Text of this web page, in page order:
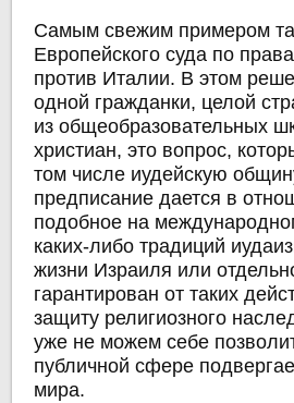
Самым свежим примером
Европейского суда по
против Италии. В этом
одной гражданки, целой
из общеобразовательных
христиан, это вопрос,
том числе иудейскую
предписание дается в
подобное на
каких-либо традиций
жизни Израиля или
гарантирован от таких
защиту религиозного
уже не можем себе
публичной сфере
мира.